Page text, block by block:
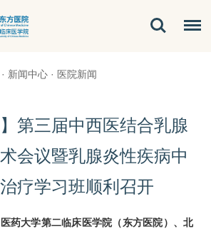
· 新闻中心 · 医院新闻
】第三届中西医结合乳腺
会议暨乳腺炎性疾病中
疗学习班顺利召开
药大学第二临床医学院（东方医院）、北